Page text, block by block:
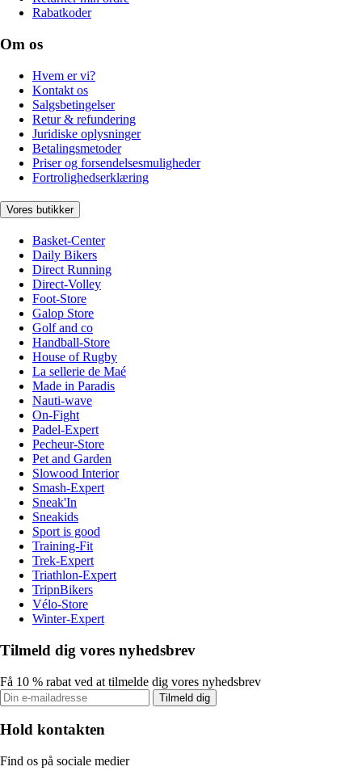
Rabatkoder
Om os
Hvem er vi?
Kontakt os
Salgsbetingelser
Retur & refundering
Juridiske oplysninger
Betalingsmetoder
Priser og forsendelsesmuligheder
Fortrolighedserklæring
Vores butikker
Basket-Center
Daily Bikers
Direct Running
Direct-Volley
Foot-Store
Galop Store
Golf and co
Handball-Store
House of Rugby
La sellerie de Maé
Made in Paradis
Nauti-wave
On-Fight
Padel-Expert
Pecheur-Store
Pet and Garden
Slowood Interior
Smash-Expert
Sneak'In
Sneakids
Sport is good
Training-Fit
Trek-Expert
Triathlon-Expert
TripnBikers
Vélo-Store
Winter-Expert
Tilmeld dig vores nyhedsbrev
Få 10 % rabat ved at tilmelde dig vores nyhedsbrev
Tilmeld dig
Hold kontakten
Find os på sociale medier